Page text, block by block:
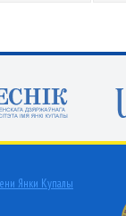
Янки Купалы